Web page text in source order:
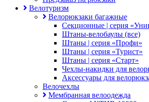
Велотуризм
Велорюкзаки багажные
Секционные | серия
Штаны-велобаулы (все)
Штаны | серия «Профи»
Штаны | серия «Турист»
Штаны | серия «Старт»
Чехлы-накидки для
Аксессуары для
Велочехлы
Мембранная велоодежда